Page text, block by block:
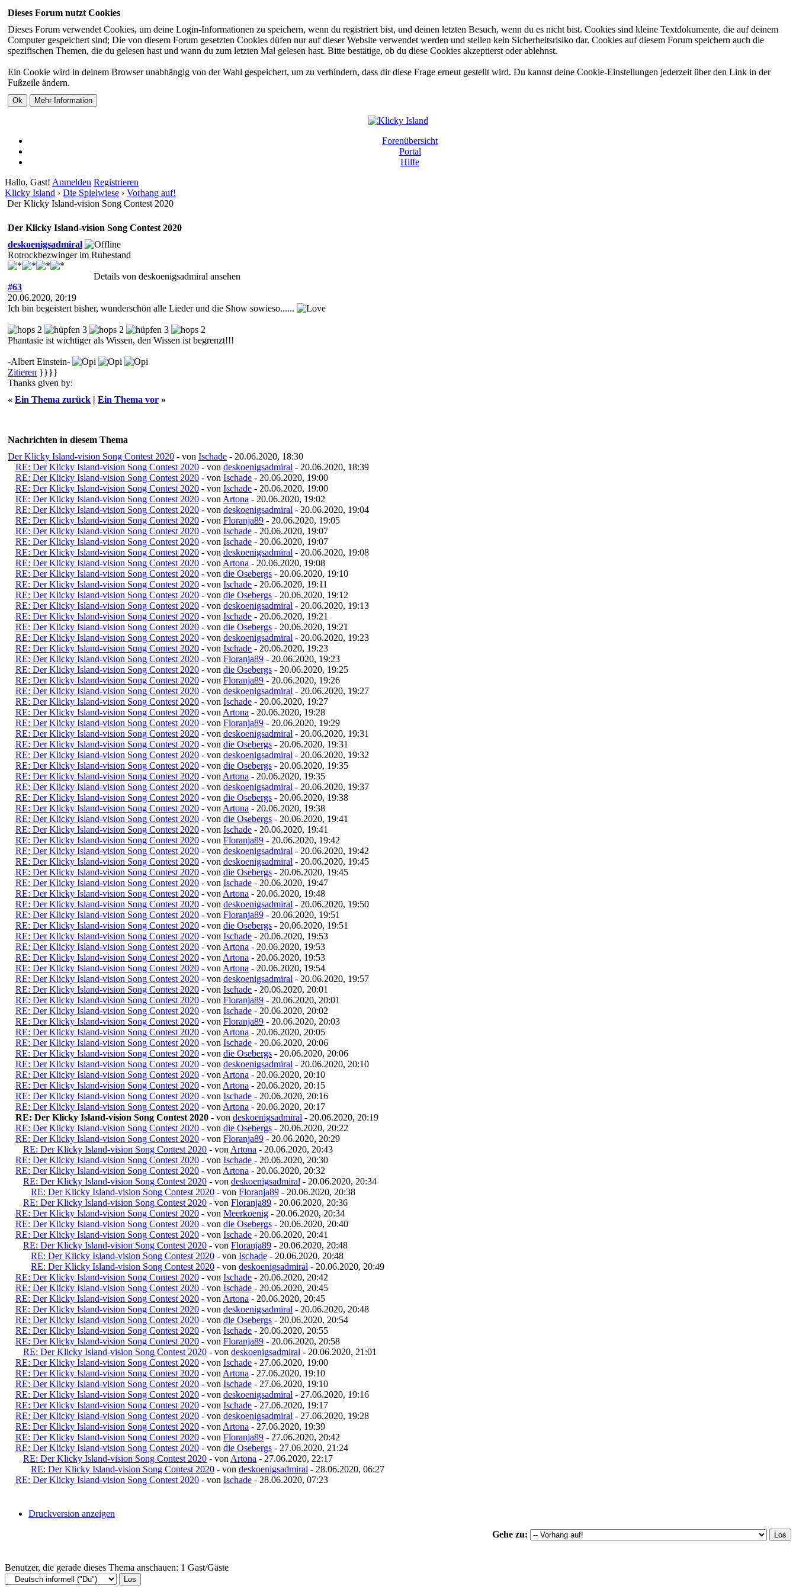
Dieses Forum nutzt Cookies
Dieses Forum verwendet Cookies, um deine Login-Informationen zu speichern, wenn du registriert bist, und deinen letzten Besuch, wenn du es nicht bist. Cookies sind kleine Textdokumente, die auf deinem
Computer gespeichert sind; Die von diesem Forum gesetzten Cookies düfen nur auf dieser Website verwendet werden und stellen kein Sicherheitsrisiko dar. Cookies auf diesem Forum speichern auch die
spezifischen Themen, die du gelesen hast und wann du zum letzten Mal gelesen hast. Bitte bestätige, ob du diese Cookies akzeptierst oder ablehnst.
Ein Cookie wird in deinem Browser unabhängig von der Wahl gespeichert, um zu verhindern, dass dir diese Frage erneut gestellt wird. Du kannst deine Cookie-Einstellungen jederzeit über den Link in der
Fußzeile ändern.
Forenübersicht
Portal
Hilfe
Hallo, Gast! Anmelden Registrieren
Klicky Island › Die Spielwiese › Vorhang auf!
Der Klicky Island-vision Song Contest 2020
Der Klicky Island-vision Song Contest 2020
deskoenigsadmiral
Rotrockbezwinger im Ruhestand
Details von deskoenigsadmiral ansehen
#63
20.06.2020, 20:19
Ich bin begeistert bisher, wunderschön alle Lieder und die Show sowieso......
Phantasie ist wichtiger als Wissen, den Wissen ist begrenzt!!!
-Albert Einstein-
Zitieren }}}}
Thanks given by:
« Ein Thema zurück | Ein Thema vor »
Nachrichten in diesem Thema
Der Klicky Island-vision Song Contest 2020 - von Ischade - 20.06.2020, 18:30
RE: Der Klicky Island-vision Song Contest 2020 - von deskoenigsadmiral - 20.06.2020, 18:39
RE: Der Klicky Island-vision Song Contest 2020 - von Ischade - 20.06.2020, 19:00
RE: Der Klicky Island-vision Song Contest 2020 - von Ischade - 20.06.2020, 19:00
RE: Der Klicky Island-vision Song Contest 2020 - von Artona - 20.06.2020, 19:02
RE: Der Klicky Island-vision Song Contest 2020 - von deskoenigsadmiral - 20.06.2020, 19:04
RE: Der Klicky Island-vision Song Contest 2020 - von Floranja89 - 20.06.2020, 19:05
RE: Der Klicky Island-vision Song Contest 2020 - von Ischade - 20.06.2020, 19:07
RE: Der Klicky Island-vision Song Contest 2020 - von Ischade - 20.06.2020, 19:07
RE: Der Klicky Island-vision Song Contest 2020 - von deskoenigsadmiral - 20.06.2020, 19:08
RE: Der Klicky Island-vision Song Contest 2020 - von Artona - 20.06.2020, 19:08
RE: Der Klicky Island-vision Song Contest 2020 - von die Osebergs - 20.06.2020, 19:10
RE: Der Klicky Island-vision Song Contest 2020 - von Ischade - 20.06.2020, 19:11
RE: Der Klicky Island-vision Song Contest 2020 - von die Osebergs - 20.06.2020, 19:12
RE: Der Klicky Island-vision Song Contest 2020 - von deskoenigsadmiral - 20.06.2020, 19:13
RE: Der Klicky Island-vision Song Contest 2020 - von Ischade - 20.06.2020, 19:21
RE: Der Klicky Island-vision Song Contest 2020 - von die Osebergs - 20.06.2020, 19:21
RE: Der Klicky Island-vision Song Contest 2020 - von deskoenigsadmiral - 20.06.2020, 19:23
RE: Der Klicky Island-vision Song Contest 2020 - von Ischade - 20.06.2020, 19:23
RE: Der Klicky Island-vision Song Contest 2020 - von Floranja89 - 20.06.2020, 19:23
RE: Der Klicky Island-vision Song Contest 2020 - von die Osebergs - 20.06.2020, 19:25
RE: Der Klicky Island-vision Song Contest 2020 - von Floranja89 - 20.06.2020, 19:26
RE: Der Klicky Island-vision Song Contest 2020 - von deskoenigsadmiral - 20.06.2020, 19:27
RE: Der Klicky Island-vision Song Contest 2020 - von Ischade - 20.06.2020, 19:27
RE: Der Klicky Island-vision Song Contest 2020 - von Artona - 20.06.2020, 19:28
RE: Der Klicky Island-vision Song Contest 2020 - von Floranja89 - 20.06.2020, 19:29
RE: Der Klicky Island-vision Song Contest 2020 - von deskoenigsadmiral - 20.06.2020, 19:31
RE: Der Klicky Island-vision Song Contest 2020 - von die Osebergs - 20.06.2020, 19:31
RE: Der Klicky Island-vision Song Contest 2020 - von deskoenigsadmiral - 20.06.2020, 19:32
RE: Der Klicky Island-vision Song Contest 2020 - von die Osebergs - 20.06.2020, 19:35
RE: Der Klicky Island-vision Song Contest 2020 - von Artona - 20.06.2020, 19:35
RE: Der Klicky Island-vision Song Contest 2020 - von deskoenigsadmiral - 20.06.2020, 19:37
RE: Der Klicky Island-vision Song Contest 2020 - von die Osebergs - 20.06.2020, 19:38
RE: Der Klicky Island-vision Song Contest 2020 - von Artona - 20.06.2020, 19:38
RE: Der Klicky Island-vision Song Contest 2020 - von die Osebergs - 20.06.2020, 19:41
RE: Der Klicky Island-vision Song Contest 2020 - von Ischade - 20.06.2020, 19:41
RE: Der Klicky Island-vision Song Contest 2020 - von Floranja89 - 20.06.2020, 19:42
RE: Der Klicky Island-vision Song Contest 2020 - von deskoenigsadmiral - 20.06.2020, 19:42
RE: Der Klicky Island-vision Song Contest 2020 - von deskoenigsadmiral - 20.06.2020, 19:45
RE: Der Klicky Island-vision Song Contest 2020 - von die Osebergs - 20.06.2020, 19:45
RE: Der Klicky Island-vision Song Contest 2020 - von Ischade - 20.06.2020, 19:47
RE: Der Klicky Island-vision Song Contest 2020 - von Artona - 20.06.2020, 19:48
RE: Der Klicky Island-vision Song Contest 2020 - von deskoenigsadmiral - 20.06.2020, 19:50
RE: Der Klicky Island-vision Song Contest 2020 - von Floranja89 - 20.06.2020, 19:51
RE: Der Klicky Island-vision Song Contest 2020 - von die Osebergs - 20.06.2020, 19:51
RE: Der Klicky Island-vision Song Contest 2020 - von Ischade - 20.06.2020, 19:53
RE: Der Klicky Island-vision Song Contest 2020 - von Artona - 20.06.2020, 19:53
RE: Der Klicky Island-vision Song Contest 2020 - von Artona - 20.06.2020, 19:53
RE: Der Klicky Island-vision Song Contest 2020 - von Artona - 20.06.2020, 19:54
RE: Der Klicky Island-vision Song Contest 2020 - von deskoenigsadmiral - 20.06.2020, 19:57
RE: Der Klicky Island-vision Song Contest 2020 - von Ischade - 20.06.2020, 20:01
RE: Der Klicky Island-vision Song Contest 2020 - von Floranja89 - 20.06.2020, 20:01
RE: Der Klicky Island-vision Song Contest 2020 - von Ischade - 20.06.2020, 20:02
RE: Der Klicky Island-vision Song Contest 2020 - von Floranja89 - 20.06.2020, 20:03
RE: Der Klicky Island-vision Song Contest 2020 - von Artona - 20.06.2020, 20:05
RE: Der Klicky Island-vision Song Contest 2020 - von Ischade - 20.06.2020, 20:06
RE: Der Klicky Island-vision Song Contest 2020 - von die Osebergs - 20.06.2020, 20:06
RE: Der Klicky Island-vision Song Contest 2020 - von deskoenigsadmiral - 20.06.2020, 20:10
RE: Der Klicky Island-vision Song Contest 2020 - von Artona - 20.06.2020, 20:10
RE: Der Klicky Island-vision Song Contest 2020 - von Artona - 20.06.2020, 20:15
RE: Der Klicky Island-vision Song Contest 2020 - von Ischade - 20.06.2020, 20:16
RE: Der Klicky Island-vision Song Contest 2020 - von Artona - 20.06.2020, 20:17
RE: Der Klicky Island-vision Song Contest 2020 - von deskoenigsadmiral - 20.06.2020, 20:19
RE: Der Klicky Island-vision Song Contest 2020 - von die Osebergs - 20.06.2020, 20:22
RE: Der Klicky Island-vision Song Contest 2020 - von Floranja89 - 20.06.2020, 20:29
RE: Der Klicky Island-vision Song Contest 2020 - von Artona - 20.06.2020, 20:43
RE: Der Klicky Island-vision Song Contest 2020 - von Ischade - 20.06.2020, 20:30
RE: Der Klicky Island-vision Song Contest 2020 - von Artona - 20.06.2020, 20:32
RE: Der Klicky Island-vision Song Contest 2020 - von deskoenigsadmiral - 20.06.2020, 20:34
RE: Der Klicky Island-vision Song Contest 2020 - von Floranja89 - 20.06.2020, 20:38
RE: Der Klicky Island-vision Song Contest 2020 - von Floranja89 - 20.06.2020, 20:36
RE: Der Klicky Island-vision Song Contest 2020 - von Meerkoenig - 20.06.2020, 20:34
RE: Der Klicky Island-vision Song Contest 2020 - von die Osebergs - 20.06.2020, 20:40
RE: Der Klicky Island-vision Song Contest 2020 - von Ischade - 20.06.2020, 20:41
RE: Der Klicky Island-vision Song Contest 2020 - von Floranja89 - 20.06.2020, 20:48
RE: Der Klicky Island-vision Song Contest 2020 - von Ischade - 20.06.2020, 20:48
RE: Der Klicky Island-vision Song Contest 2020 - von deskoenigsadmiral - 20.06.2020, 20:49
RE: Der Klicky Island-vision Song Contest 2020 - von Ischade - 20.06.2020, 20:42
RE: Der Klicky Island-vision Song Contest 2020 - von Ischade - 20.06.2020, 20:45
RE: Der Klicky Island-vision Song Contest 2020 - von Artona - 20.06.2020, 20:45
RE: Der Klicky Island-vision Song Contest 2020 - von deskoenigsadmiral - 20.06.2020, 20:48
RE: Der Klicky Island-vision Song Contest 2020 - von die Osebergs - 20.06.2020, 20:54
RE: Der Klicky Island-vision Song Contest 2020 - von Ischade - 20.06.2020, 20:55
RE: Der Klicky Island-vision Song Contest 2020 - von Floranja89 - 20.06.2020, 20:58
RE: Der Klicky Island-vision Song Contest 2020 - von deskoenigsadmiral - 20.06.2020, 21:01
RE: Der Klicky Island-vision Song Contest 2020 - von Ischade - 27.06.2020, 19:00
RE: Der Klicky Island-vision Song Contest 2020 - von Artona - 27.06.2020, 19:10
RE: Der Klicky Island-vision Song Contest 2020 - von Ischade - 27.06.2020, 19:10
RE: Der Klicky Island-vision Song Contest 2020 - von deskoenigsadmiral - 27.06.2020, 19:16
RE: Der Klicky Island-vision Song Contest 2020 - von Ischade - 27.06.2020, 19:17
RE: Der Klicky Island-vision Song Contest 2020 - von deskoenigsadmiral - 27.06.2020, 19:28
RE: Der Klicky Island-vision Song Contest 2020 - von Artona - 27.06.2020, 19:39
RE: Der Klicky Island-vision Song Contest 2020 - von Floranja89 - 27.06.2020, 20:42
RE: Der Klicky Island-vision Song Contest 2020 - von die Osebergs - 27.06.2020, 21:24
RE: Der Klicky Island-vision Song Contest 2020 - von Artona - 27.06.2020, 22:17
RE: Der Klicky Island-vision Song Contest 2020 - von deskoenigsadmiral - 28.06.2020, 06:27
RE: Der Klicky Island-vision Song Contest 2020 - von Ischade - 28.06.2020, 07:23
Druckversion anzeigen
Gehe zu:
Benutzer, die gerade dieses Thema anschauen: 1 Gast/Gäste